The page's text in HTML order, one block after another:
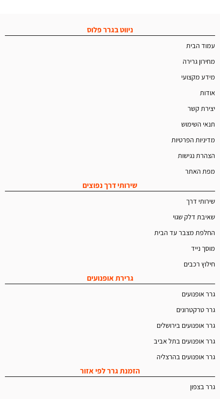
ניווט בגרר פלוס
עמוד הבית
מחירון גרירה
מידע מקצועי
אודות
יצירת קשר
תנאי השימוש
מדיניות הפרטיות
הצהרת נגישות
מפת האתר
שירותי דרך נפוצים
שירותי דרך
שאיבת דלק שגוי
החלפת מצבר עד הבית
מוסך נייד
חילוץ רכבים
גרירת אופנועים
גרר אופנועים
גרר טרקטרונים
גרר אופנועים בירושלים
גרר אופנועים בתל אביב
גרר אופנועים בהרצליה
הזמנת גרר לפי אזור
גרר בצפון